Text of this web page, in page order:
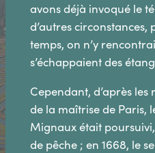
avons déjà invoqué le
d’autres
temps, on n’y
s’échappaient des
Cependant, d’après
de la maîtrise de Paris,
Mignaux était
de pêche ; en 1668, le